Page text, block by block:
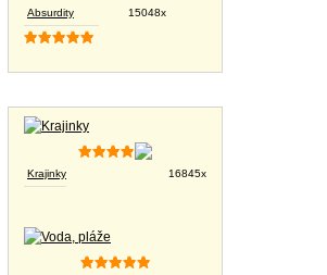
Absurdity 15048x
Krajinky 16845x